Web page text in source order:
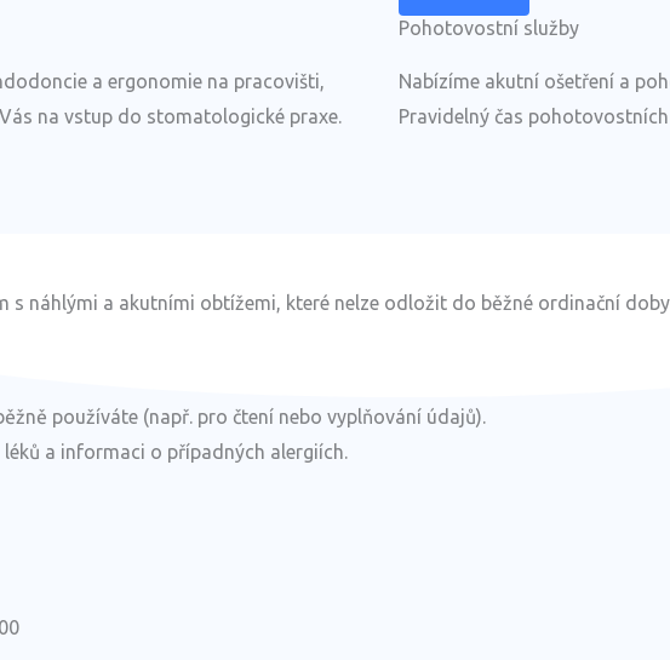
a ergonomie na pracovišti,
na vstup do stomatologické praxe.
Pohotovostní služby
Nabízíme akutní ošetření a
Pravidelný čas
s náhlými a akutními obtížemi, které nelze odložit do běžné ordinační
používáte (např. pro čtení nebo vyplňování údajů).
a informaci o případných alergiích.